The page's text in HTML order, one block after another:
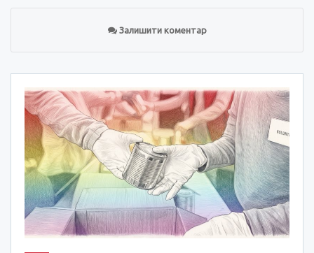
Залишити коментар